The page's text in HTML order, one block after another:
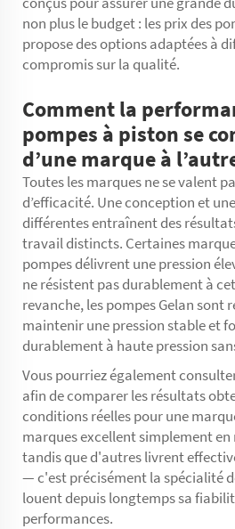
non plus le budget : les prix des
propose des options adaptées à
compromis sur la qualité.
Comment la
pompes à piston se
d’une marque à
Toutes les marques ne se valent
d’efficacité. Une conception et
différentes entraînent des
travail distincts. Certaines
pompes délivrent une pression
ne résistent pas durablement à
revanche, les pompes Gelan sont
maintenir une pression stable et
durablement à haute pression
Vous pourriez également
afin de comparer les résultats
conditions réelles pour une
marques excellent simplement
tandis que d'autres livrent
— c'est précisément la spécialité
louent depuis longtemps sa
performances.